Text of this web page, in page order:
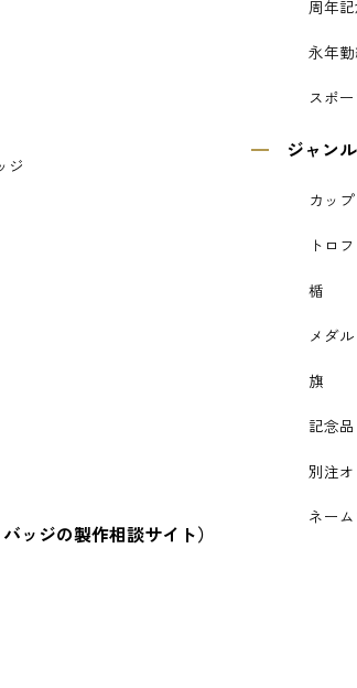
ジ
ッジの製作相談サイト）
周年
永年
スポ
ジャン
カップ
トロ
楯
メダル
旗
記念品
別注
ネー